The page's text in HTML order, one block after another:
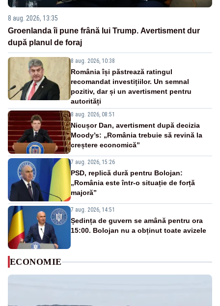
8 aug. 2026, 13:35
Groenlanda îi pune frână lui Trump. Avertisment dur
după planul de foraj
8 aug. 2026, 10:38
România își păstrează ratingul
recomandat investițiilor. Un semnal
pozitiv, dar și un avertisment pentru
autorități
8 aug. 2026, 08:51
Nicușor Dan, avertisment după decizia
Moody’s: „România trebuie să revină la
creștere economică”
7 aug. 2026, 15:26
PSD, replică dură pentru Bolojan:
„România este într-o situație de forță
majoră”
7 aug. 2026, 14:51
Ședința de guvern se amână pentru ora
15:00. Bolojan nu a obținut toate avizele
ECONOMIE